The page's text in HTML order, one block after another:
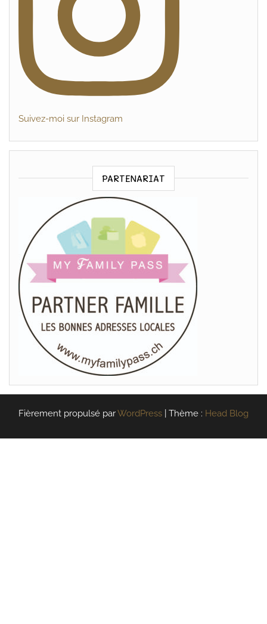
Suivez-moi sur Instagram
PARTENARIAT
Fièrement propulsé parWordPress Thème : Head Blog